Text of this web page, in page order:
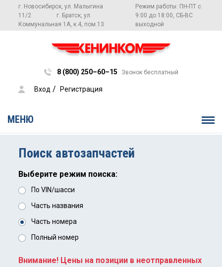
г. Новосибирск, ул. Малыгина
11/2
г. Братск, ул.
Коммунальная 1А, к.4, пом.13
Режим работы: ПН-ПТ с
9:00 до 18:00, СБ-ВС
выходной
8 (800) 250–60–15 Звонок бесплатный
Вход / Регистрация
МЕНЮ
Поиск автозапчастей
Выберите режим поиска:
По VIN/шасси
Часть названия
Часть номера
Полный номер
Внимание! Цены на позиции в неотправленных